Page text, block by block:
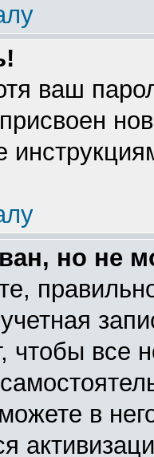
ваш
но не
все
в